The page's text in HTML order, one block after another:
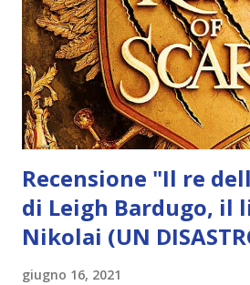
storia. Sto leggendo dei manuali di
caos nella testa che non potete
aiutano. Per il momento ho letto
dell'argomento in maniera generale,
qualcos...
Recensione "Il re
di Leigh Bardugo, il
Nikolai (UN
giugno 16, 2021